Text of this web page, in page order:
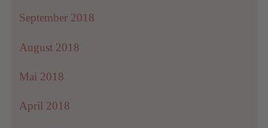
September 2018
August 2018
Mai 2018
April 2018